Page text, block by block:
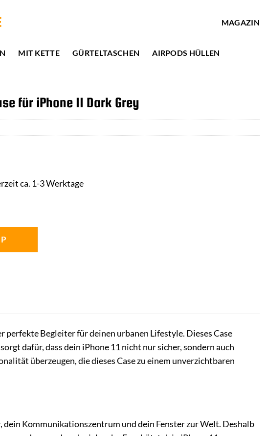
MAGAZIN
MIT KETTE GÜRTELTASCHEN AIRPODS HÜLLEN
für iPhone 11 Dark Grey
ca. 1-3 Werktage
perfekte Begleiter für deinen urbanen Lifestyle. Dieses Case
dafür, dass dein iPhone 11 nicht nur sicher, sondern auch
überzeugen, die dieses Case zu einem unverzichtbaren
Kommunikationszentrum und dein Fenster zur Welt. Deshalb